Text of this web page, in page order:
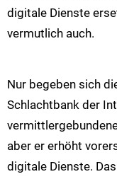
digitale Dienste
vermutlich auch.
Nur begeben sich
Schlachtbank der
aber er erhöht
digitale Dienste.